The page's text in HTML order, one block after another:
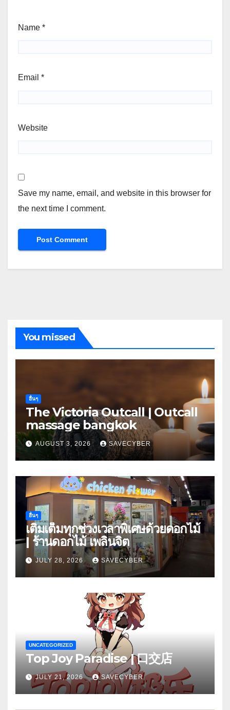
Name *
Email *
Website
Save my name, email, and website in this browser for
the next time I comment.
You missed
อื่นๆ
The Victoria Outcall | Outcall
massage bangkok
AUGUST 3, 2026 SAVECYBER
อื่นๆ
เติมเต็มทุกช่วงเวลาพิเศษด้วยดอกไม้
| ร้านดอกไม้ เพลินจิต
JULY 28, 2026 SAVECYBER
UNCATEGORIZED
Top Joy Paradise | 口交店
JULY 21, 2026 SAVECYBER